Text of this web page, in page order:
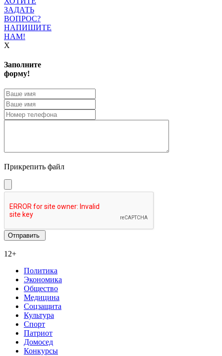
ЗАДАТЬ
ВОПРОС?
НАПИШИТЕ
НАМ!
X
Заполните
форму!
Прикрепить файл
12+
Политика
Экономика
Общество
Медицина
Соцзащита
Культура
Спорт
Патриот
Домосед
Конкурсы